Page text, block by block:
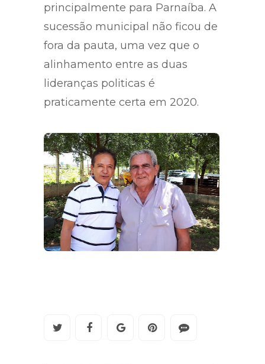
principalmente para Parnaíba. A
sucessão municipal não ficou de
fora da pauta, uma vez que o
alinhamento entre as duas
lideranças politicas é
praticamente certa em 2020.